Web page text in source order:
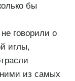
бы
не говорили о
иглы,
из самых